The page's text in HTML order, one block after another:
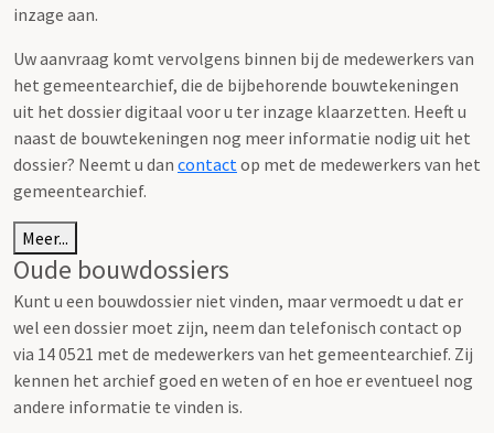
inzage aan.
Uw aanvraag komt vervolgens binnen bij de medewerkers van
het gemeentearchief, die de bijbehorende bouwtekeningen
uit het dossier digitaal voor u ter inzage klaarzetten. Heeft u
naast de bouwtekeningen nog meer informatie nodig uit het
dossier? Neemt u dan contact op met de medewerkers van het
gemeentearchief.
Meer...
Oude bouwdossiers
Kunt u een bouwdossier niet vinden, maar vermoedt u dat er
wel een dossier moet zijn, neem dan telefonisch contact op
via 14 0521 met de medewerkers van het gemeentearchief. Zij
kennen het archief goed en weten of en hoe er eventueel nog
andere informatie te vinden is.